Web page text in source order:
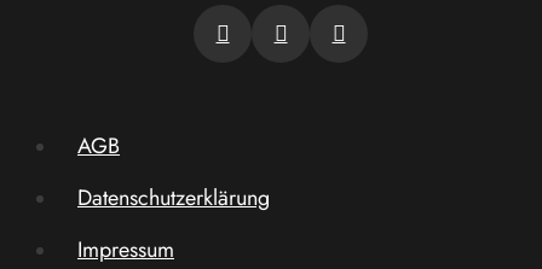
AGB
Datenschutzerklärung
Impressum